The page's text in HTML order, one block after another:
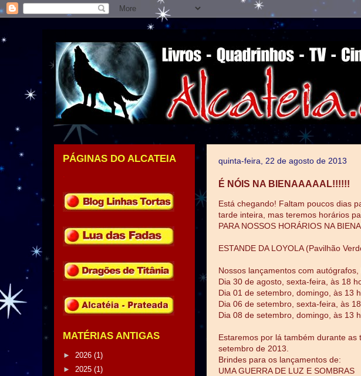
quinta-feira, 22 de agosto de 2013
É NÓIS NA BIENAAAAAL!!!!!!
Está chegando! Faltam poucos dias
tarde inteira, mas teremos horários
PARA NOSSOS HORÁRIOS NA
ESTANDE DA LOYOLA (Pavilhão
Nossos lançamentos com
Dia 30 de agosto, sexta-feira, às 18
Dia 01 de setembro, domingo, às 13
Dia 06 de setembro, sexta-feira, às
Dia 08 de setembro, domingo, às 13
Estaremos por lá também durante
setembro de 2013.
Brindes para os lançamentos de:
UMA GUERRA DE LUZ E SOMBRAS
PÁGINAS DO ALCATEIA
MATÉRIAS ANTIGAS
► 2026 (1)
► 2025 (1)